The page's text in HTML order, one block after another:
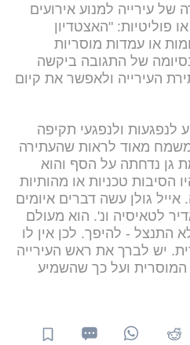
של עירייה למנוע אירועים
פוליטיות: "האצטדיון
או עמדות מוסריות
של התגובה ביקשה
העירייה ולאפשר את קיום
לנפגעות ולנפגעי תקיפה
"משמח מאוד לראות שהעתירה
גן נדחתה על הסף והוא
הסיבות טכניות או מהותיות
גולן עשה דברים איומים
לטאיסיה ונ'. הוא מעולם
התנצל - להיפך. לכן אין לו
יש לברך את ראש העירייה
ועל כך שהשמיע